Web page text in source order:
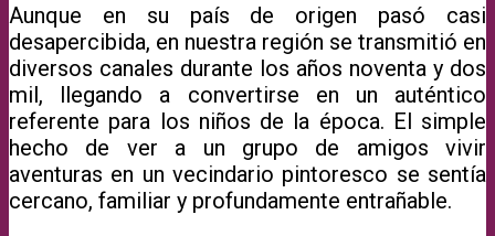
Aunque en su país de origen pasó casi
desapercibida, en nuestra región se transmitió en
diversos canales durante los años noventa y dos
mil, llegando a convertirse en un auténtico
referente para los niños de la época. El simple
hecho de ver a un grupo de amigos vivir
aventuras en un vecindario pintoresco se sentía
cercano, familiar y profundamente entrañable.